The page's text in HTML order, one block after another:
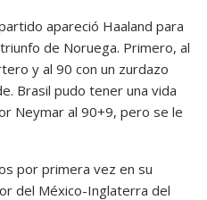
apareció Haaland para
de Noruega. Primero, al
y al 90 con un zurdazo
Brasil pudo tener una vida
Neymar al 90+9, pero se le
por primera vez en su
del México-Inglaterra del